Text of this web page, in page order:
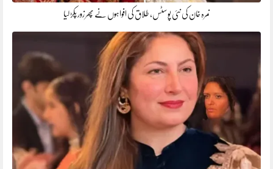
نمرہ خان کی نئی پوسٹس، طلاق کی افواہوں نے پھر زور پکڑ لیا